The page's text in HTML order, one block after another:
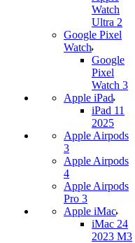
Watch
Ultra 2
Google Pixel
Watch
Google
Pixel
Watch 3
Apple iPad
iPad 11
2025
Apple Airpods
3
Apple Airpods
4
Apple Airpods
Pro 3
Apple iMac
iMac 24
2023 M3